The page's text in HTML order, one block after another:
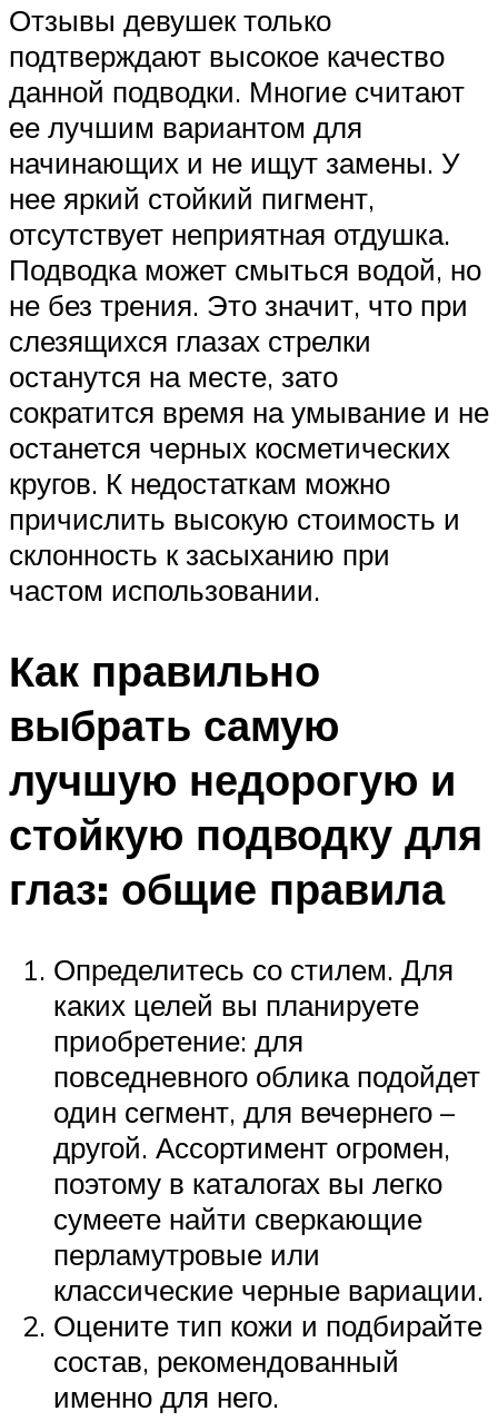
Отзывы девушек только
подтверждают высокое качество
данной подводки. Многие считают
ее лучшим вариантом для
начинающих и не ищут замены. У
нее яркий стойкий пигмент,
отсутствует неприятная отдушка.
Подводка может смыться водой, но
не без трения. Это значит, что при
слезящихся глазах стрелки
останутся на месте, зато
сократится время на умывание и не
останется черных косметических
кругов. К недостаткам можно
причислить высокую стоимость и
склонность к засыханию при
частом использовании.
Как правильно
выбрать самую
лучшую недорогую и
стойкую подводку для
глаз: общие правила
Определитесь со стилем. Для
каких целей вы планируете
приобретение: для
повседневного облика подойдет
один сегмент, для вечернего –
другой. Ассортимент огромен,
поэтому в каталогах вы легко
сумеете найти сверкающие
перламутровые или
классические черные вариации.
Оцените тип кожи и подбирайте
состав, рекомендованный
именно для него.